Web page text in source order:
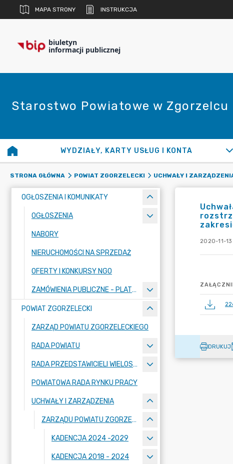
MAPA STRONY INSTRUKCJA
biuletyn
informacji publicznej
Starostwo Powiatowe w Zgorzelcu
WYDZIAŁY, KARTY USŁUG I KONTA
STRONA GŁÓWNA POWIAT ZGORZELECKI UCHWAŁY I
OGŁOSZENIA I KOMUNIKATY
OGŁOSZENIA
NABORY
NIERUCHOMOŚCI NA SPRZEDAŻ
OFERTY I KONKURSY NGO
ZAMÓWIENIA PUBLICZNE - PLATFORMA ZAKUPOWA
POWIAT ZGORZELECKI
ZARZĄD POWIATU ZGORZELECKIEGO
RADA POWIATU
RADA PRZEDSTAWICIELI WIELOSPECJALISTYCZNEGO ZESPOŁU OPIEKI ZDROWOTNEJ "BOLESŁAWIEC-ZGORZELEC" SAMODZIELNEGO PUBLICZNEGO ZAKŁADU OPIEKI ZDROWOTNEJ
POWIATOWA RADA RYNKU PRACY
UCHWAŁY I ZARZĄDZENIA
ZARZĄDU POWIATU ZGORZELECKIEGO
KADENCJA 2024 -2029
KADENCJA 2018 - 2024
2020-11-13
DRUKUJ